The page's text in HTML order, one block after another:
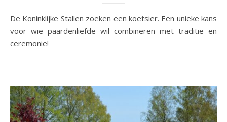
De Koninklijke Stallen zoeken een koetsier. Een unieke kans
voor wie paardenliefde wil combineren met traditie en
ceremonie!